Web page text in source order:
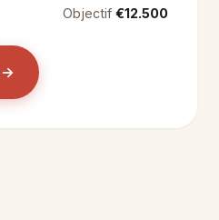
Objectif €12.500
→